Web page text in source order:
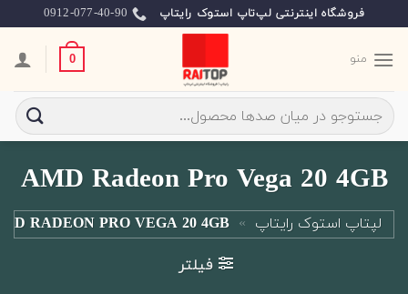
to
content
فروشگاه اینترنتی لپ‌تاپ استوک رایتاپ 0912-077-40-90
منو 0
جستجو
برای:
AMD Radeon Pro Vega 20 4GB
لپتاپ استوک رایتاپ »
RADEON PRO VEGA 20 4GB
فیلتر